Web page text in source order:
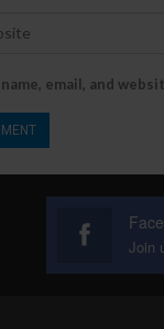
name, email, and
Join